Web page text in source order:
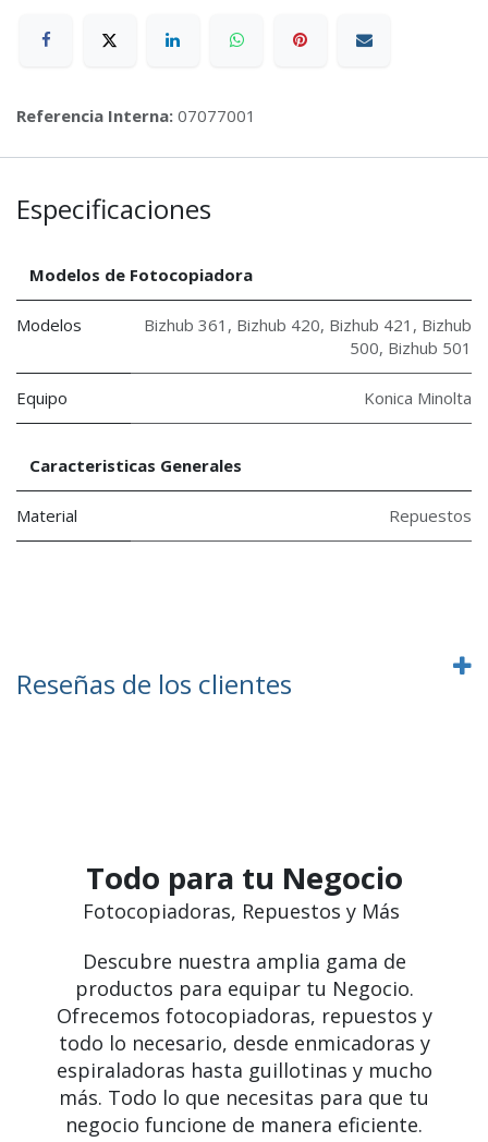
Referencia Interna: 07077001
Especificaciones
Modelos de Fotocopiadora
Modelos Bizhub 361 , Bizhub 420, Bizhub 421 , Bizhub
500, Bizhub 501
Equipo Konica Minolta
Caracteristicas Generales
Material Repuestos
Reseñas de los clientes
Todo para tu Negocio
Fotocopiadoras, Repuestos y Más
Descubre nuestra amplia gama de
productos para equipar tu Negocio.
Ofrecemos fotocopiadoras, repuestos y
todo lo necesario, desde enmicadoras y
espiraladoras hasta guillotinas y mucho
más. Todo lo que necesitas para que tu
negocio funcione de manera eficiente.